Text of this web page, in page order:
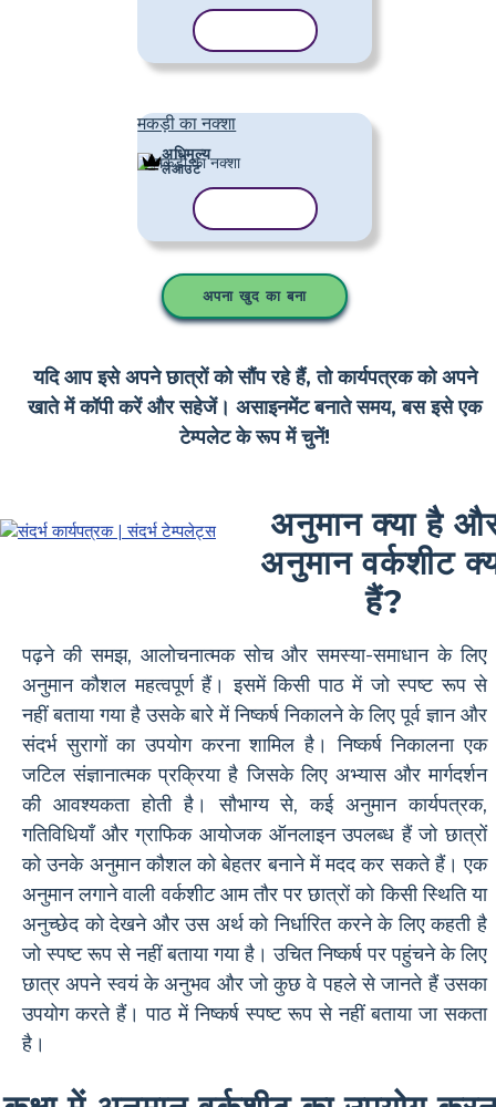
मकड़ी का नक्शा
अधिमूल्य
लेआउट
अपना खुद का बना
यदि आप इसे अपने छात्रों को सौंप रहे हैं, तो कार्यपत्रक को अपने
खाते में कॉपी करें और सहेजें। असाइनमेंट बनाते समय, बस इसे एक
टेम्पलेट के रूप में चुनें!
अनुमान क्या है
अनुमान वर्कशीट
हैं?
पढ़ने की समझ, आलोचनात्मक सोच और समस्या-समाधान के लिए
अनुमान कौशल महत्वपूर्ण हैं। इसमें किसी पाठ में जो स्पष्ट रूप से
नहीं बताया गया है उसके बारे में निष्कर्ष निकालने के लिए पूर्व ज्ञान और
संदर्भ सुरागों का उपयोग करना शामिल है। निष्कर्ष निकालना एक
जटिल संज्ञानात्मक प्रक्रिया है जिसके लिए अभ्यास और मार्गदर्शन
की आवश्यकता होती है। सौभाग्य से, कई अनुमान कार्यपत्रक,
गतिविधियाँ और ग्राफिक आयोजक ऑनलाइन उपलब्ध हैं जो छात्रों
को उनके अनुमान कौशल को बेहतर बनाने में मदद कर सकते हैं। एक
अनुमान लगाने वाली वर्कशीट आम तौर पर छात्रों को किसी स्थिति या
अनुच्छेद को देखने और उस अर्थ को निर्धारित करने के लिए कहती है
जो स्पष्ट रूप से नहीं बताया गया है। उचित निष्कर्ष पर पहुंचने के लिए
छात्र अपने स्वयं के अनुभव और जो कुछ वे पहले से जानते हैं उसका
उपयोग करते हैं। पाठ में निष्कर्ष स्पष्ट रूप से नहीं बताया जा सकता
है।